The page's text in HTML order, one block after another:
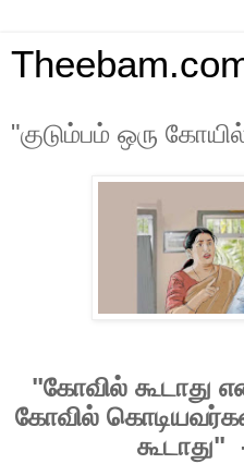
"குடும்பம் ஒரு
"கோவில் கூடாது
கோவில்
கூடாது"